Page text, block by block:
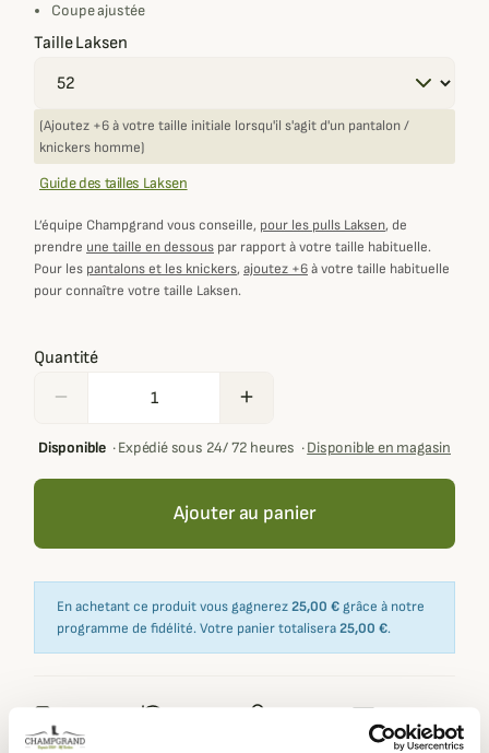
Coupe ajustée
Taille Laksen
(Ajoutez +6 à votre taille initiale lorsqu'il s'agit d'un pantalon /
knickers homme)
Guide des tailles Laksen
L’équipe Champgrand vous conseille, pour les pulls Laksen, de
prendre une taille en dessous par rapport à votre taille habituelle.
Pour les pantalons et les knickers, ajoutez +6à votre taille habituelle
pour connaître votre taille Laksen.
Quantité
remove add
Disponible·Expédié sous 24/ 72 heures ·Disponible en magasin
Ajouter au panier
En achetant ce produit vous gagnerez25,00 € grâce à notre
programme de fidélité. Votre panier totalisera25,00 €.
Expédié dans
Paiement en